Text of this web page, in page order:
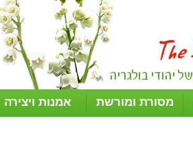
מסורת ומורשת אמנות ויצירה